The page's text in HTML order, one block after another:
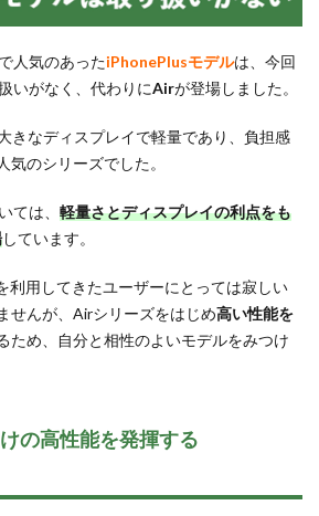
人気のあったiPhonePlusモデルは、今回
いがなく、代わりにAirが登場しました。
きなディスプレイで軽量であり、負担感
気のシリーズでした。
ては、 軽量さとディスプレイの利点をも
しています。
利用してきたユーザーにとっては寂しい
せんが、Airシリーズをはじめ高い性能を
ため、自分と相性のよいモデルをみつけ
の高性能を発揮する